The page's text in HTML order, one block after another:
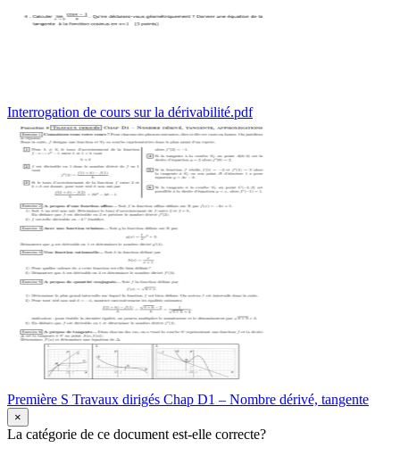
Interrogation de cours sur la dérivabilité.pdf
Première S Travaux dirigés Chap D1 – Nombre dérivé, tangente
×
La catégorie de ce document est-elle correcte?